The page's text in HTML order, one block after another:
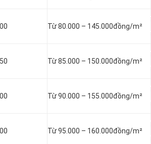
Từ 80.000 – 145.000đồng/m²
Từ 85.000 – 150.000đồng/m²
Từ 90.000 – 155.000đồng/m²
Từ 95.000 – 160.000đồng/m²